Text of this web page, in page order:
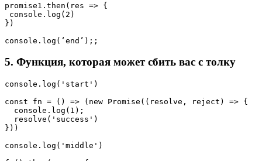
promise1.then(res => {
})
console.log(‘end’);;
5. Функция, которая может сбить вас с толку
console.log('start')
const fn = () => (new Promise((resolve, reject) => {
  console.log(1);
  resolve('success')
}))
console.log('middle')